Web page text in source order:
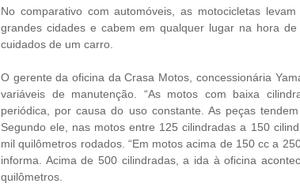
No comparativo com automóveis, as motocicletas
grandes cidades e cabem em qualquer lugar na hora
cuidados de um carro.
O gerente da oficina da Crasa Motos, concessionária
variáveis de manutenção. “As motos com baixa
periódica, por causa do uso constante. As peças
Segundo ele, nas motos entre 125 cilindradas a 150
mil quilômetros rodados. “Em motos acima de 150 cc a
informa. Acima de 500 cilindradas, a ida à oficina
quilômetros.